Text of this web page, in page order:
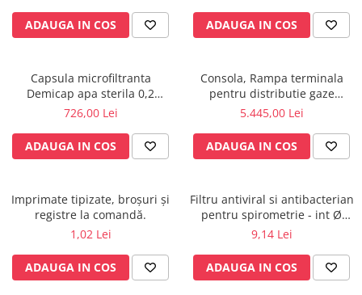
Geluri
Filtre antibacteriene si antivirale
Ochelari de protectie
Gel ECO
Cabluri EKG (10 fire)
Electrozi ECG / EKG
Sonde TOCO
Vase
Spirometrie
Spirometre
Filtre antibacteriene
ADAUGA IN COS ADAUGA IN COS
Capsula microfiltranta
Demicap apa sterila 0,2
microni 60 cicluri cu gat gros
726,00 Lei
ADAUGA IN COS
Consola, Rampa terminala
pentru distributie gaze
medicale si circuite electrice
5.445,00 Lei
ADAUGA IN COS
Imprimate tipizate, broșuri și
registre la comandă.
1,02 Lei
ADAUGA IN COS
Filtru antiviral si antibacterian
pentru spirometrie - int Ø
27,0 x ext Ø 30,5 mm / int Ø
9,14 Lei
ADAUGA IN COS